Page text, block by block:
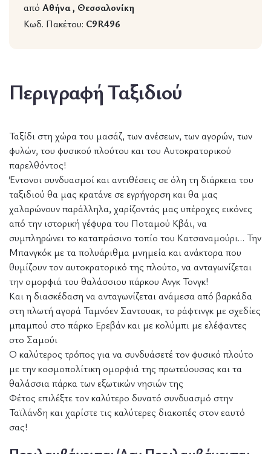
από Αθήνα , Θεσσαλονίκη
Κωδ. Πακέτου: C9R496
Περιγραφή Ταξιδιού
Ταξίδι στη χώρα του μασάζ, των ανέσεων, των αγορών, των
φυλών, του φυσικού πλούτου και του Αυτοκρατορικού
παρελθόντος!
Έντονοι συνδυασμοί και αντιθέσεις σε όλη τη διάρκεια του
ταξιδιού θα μας κρατάνε σε εγρήγορση και θα μας
χαλαρώνουν παράλληλα, χαρίζοντάς μας υπέροχες εικόνες
από την ιστορική γέφυρα του Ποταμού Κβάι, να
συμπληρώνει το καταπράσινο τοπίο του Κατσαναμούρι… Την
Μπανγκόκ με τα πολυάριθμα μνημεία και ανάκτορα που
θυμίζουν τον αυτοκρατορικό της πλούτο, να ανταγωνίζεται
την ομορφιά του θαλάσσιου πάρκου Ανγκ Τονγκ!
Και η διασκέδαση να ανταγωνίζεται ανάμεσα από βαρκάδα
στη πλωτή αγορά Ταμνόεν Σαντουακ, το ράφτινγκ με σχεδίες
μπαμπού στο πάρκο Ερεβάν και με κολύμπι με ελέφαντες
στο Σαμούι
Ο καλύτερος τρόπος για να συνδυάσετέ τον φυσικό πλούτο
με την κοσμοπολίτικη ομορφιά της πρωτεύουσας και τα
θαλάσσια πάρκα των εξωτικών νησιών της
Φέτος επιλέξτε τον καλύτερο δυνατό συνδυασμό στην
Ταϊλάνδη και χαρίστε τις καλύτερες διακοπές στον εαυτό
σας!